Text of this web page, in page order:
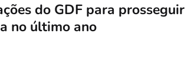
do GDF para prosseguir
no último ano